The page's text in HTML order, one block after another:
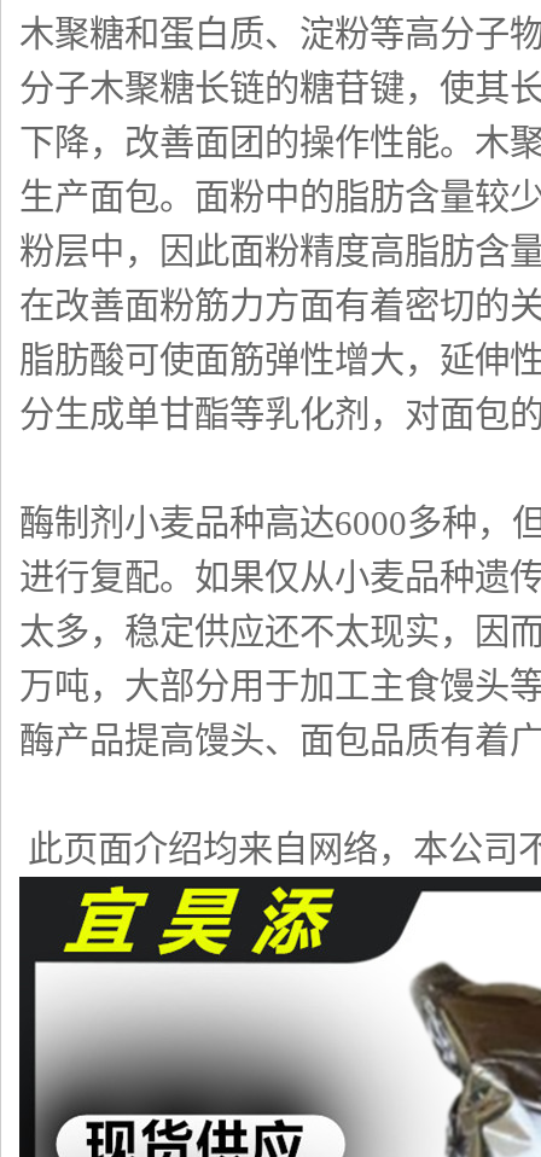
木聚糖和蛋白质、淀粉等高分子
分子木聚糖长链的糖苷键，使其
下降，改善面团的操作性能。木
生产面包。面粉中的脂肪含量较
粉层中，因此面粉精度高脂肪含
在改善面粉筋力方面有着密切的
脂肪酸可使面筋弹性增大，延伸
分生成单甘酯等乳化剂，对面包
酶制剂小麦品种高达6000多种，
进行复配。如果仅从小麦品种遗
太多，稳定供应还不太现实，因
万吨，大部分用于加工主食馒头
酶产品提高馒头、面包品质有着
此页面介绍均来自网络，本公司